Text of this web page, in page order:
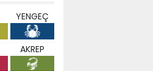
YENGEÇ
AKREP